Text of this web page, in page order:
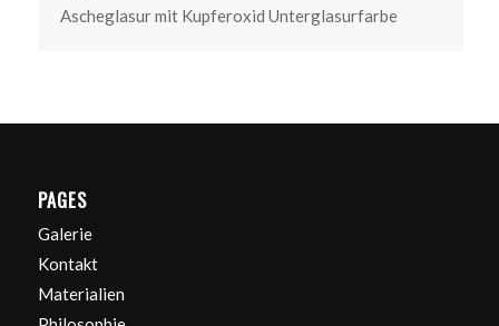
Ascheglasur mit Kupferoxid Unterglasurfarbe
PAGES
Galerie
Kontakt
Materialien